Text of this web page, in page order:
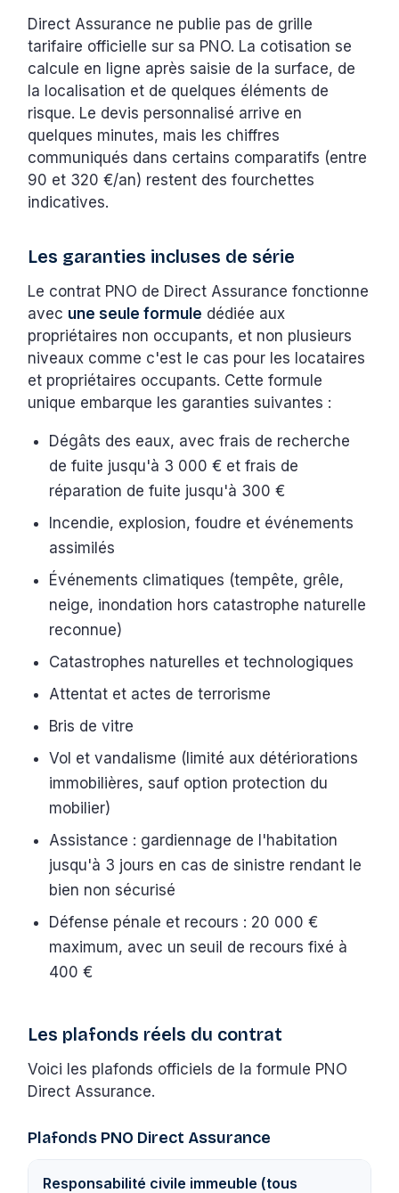
Direct Assurance ne publie pas de grille
tarifaire officielle sur sa PNO. La cotisation se
calcule en ligne après saisie de la surface, de
la localisation et de quelques éléments de
risque. Le devis personnalisé arrive en
quelques minutes, mais les chiffres
communiqués dans certains comparatifs (entre
90 et 320 €/an) restent des fourchettes
indicatives.
Les garanties incluses de série
Le contrat PNO de Direct Assurance fonctionne
avec une seule formule dédiée aux
propriétaires non occupants, et non plusieurs
niveaux comme c'est le cas pour les locataires
et propriétaires occupants. Cette formule
unique embarque les garanties suivantes :
Dégâts des eaux, avec frais de recherche
de fuite jusqu'à 3 000 € et frais de
réparation de fuite jusqu'à 300 €
Incendie, explosion, foudre et événements
assimilés
Événements climatiques (tempête, grêle,
neige, inondation hors catastrophe naturelle
reconnue)
Catastrophes naturelles et technologiques
Attentat et actes de terrorisme
Bris de vitre
Vol et vandalisme (limité aux détériorations
immobilières, sauf option protection du
mobilier)
Assistance : gardiennage de l'habitation
jusqu'à 3 jours en cas de sinistre rendant le
bien non sécurisé
Défense pénale et recours : 20 000 €
maximum, avec un seuil de recours fixé à
400 €
Les plafonds réels du contrat
Voici les plafonds officiels de la formule PNO
Direct Assurance.
Plafonds PNO Direct Assurance
Responsabilité civile immeuble (tous